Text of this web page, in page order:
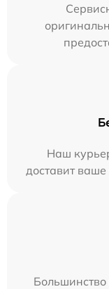
Наш
доставит
Большинство